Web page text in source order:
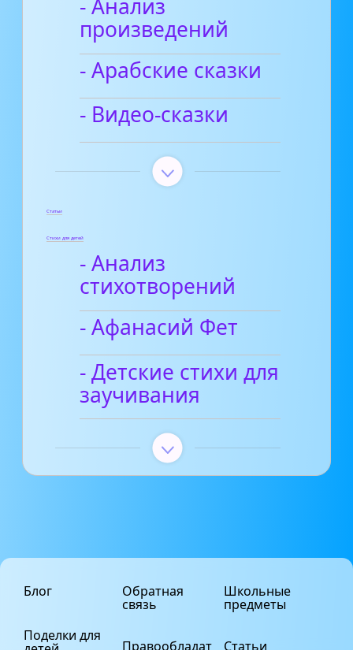
- Анализ
произведений
- Арабские сказки
- Видео-сказки
Статьи
Стихи для детей
- Анализ
стихотворений
- Афанасий Фет
- Детские стихи для
заучивания
Блог
Поделки для
детей
Обратная
связь
Правообладат
Школьные
предметы
Статьи